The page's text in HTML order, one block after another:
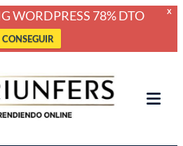
X
WORDPRESS 78% DTO
CONSEGUIR
Online